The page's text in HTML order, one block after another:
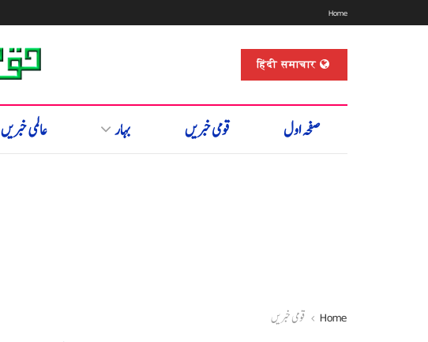
Home
हिंदी समाचार
صفحہ اول قومی خبریں بہار عالمی خبریں
Home قومی خبریں